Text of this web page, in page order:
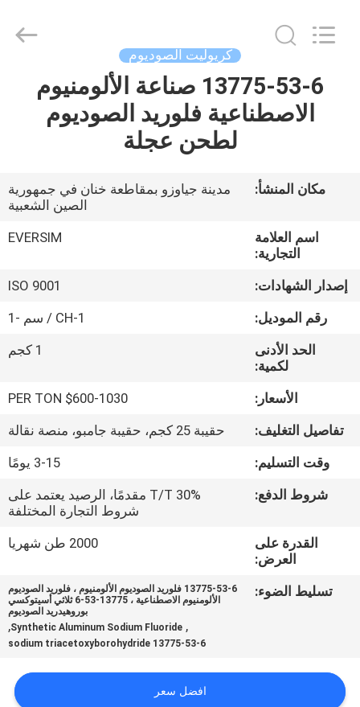
المنزل
فيديوهات
حولنا
جولة
المصنع
مراقبة
الجودة
اتصل
أخبار
القضايا
اقتباس
Imp.&Exp.Co.,Ltd.
كريوليت الصوديوم
13775-53-6 صناعة الألومنيوم
الاصطناعية فلوريد الصوديوم
لطحن عجلة
مكان المنشأ:
مدينة جياوزو بمقاطعة خنان في جمهورية
الصين الشعبية
اسم العلامة
التجارية:
EVERSIM
إصدار الشهادات:
ISO 9001
رقم الموديل:
CH-1 / سم -1
الحد الأدنى
لكمية:
1 كجم
الأسعار:
$600-1030 PER TON
تفاصيل التغليف:
حقيبة 25 كجم، حقيبة جامبو، منصة نقالة
وقت التسليم:
3-15 يومًا
شروط الدفع:
30% T/T مقدمًا، الرصيد يعتمد على
شروط التجارة المختلفة
القدرة على
العرض:
2000 طن شهريا
تسليط الضوء:
13775-53-6 فلوريد الصوديوم الألومنيوم ، فلوريد الصوديوم
الألومنيوم الاصطناعية ، 13775-53-6 ثلاثي أسيتوكسي
بوروهيدريد الصوديوم
,
Synthetic Aluminum Sodium Fluoride
,
13775-53-6 sodium triacetoxyborohydride
افضل سعر